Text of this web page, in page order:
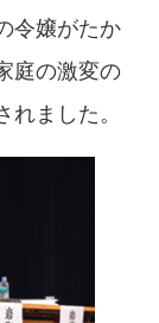
令嬢がたか
庭の激変の
ました。